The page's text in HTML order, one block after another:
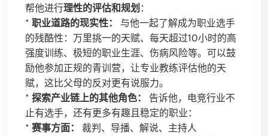
帮他进行理性的评估和规划 ：
* 职业道路的现实性：
与他一起了解成为职业选手
的残酷性：万里挑一的天赋、每天超过10小时的高
强度训练、极短的职业生涯、伤病风险等。可以鼓
励他参加正规的青训营，让专业教练评估他的天
赋，这比父母的反对更有说服力。
* 探索产业链上的其他角色：
告诉他，电竞行业不
止有选手，还有更多有趣且稳定的职业：
* 赛事方面：
裁判、导播、解说、主持人